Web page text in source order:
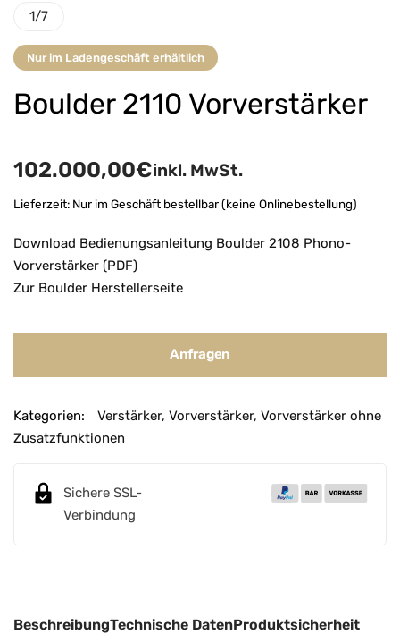
1/7
Nur im Ladengeschäft erhältlich
Boulder 2110 Vorverstärker
102.000,00€inkl. MwSt.
Lieferzeit: Nur im Geschäft bestellbar (keine Onlinebestellung)
Download Bedienungsanleitung Boulder 2108 Phono-
Vorverstärker (PDF)
Zur Boulder Herstellerseite
Anfragen
Kategorien: Verstärker, Vorverstärker, Vorverstärker ohne
Zusatzfunktionen
Sichere SSL-
Verbindung
BeschreibungTechnische DatenProduktsicherheit